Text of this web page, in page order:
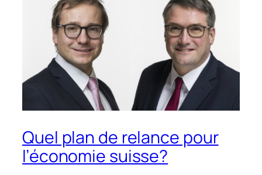
Quel plan de relance pour
l’économie suisse?